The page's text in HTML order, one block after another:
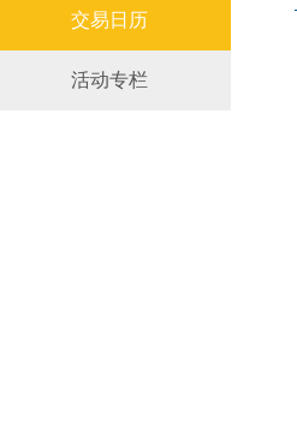
交易日历
活动专栏